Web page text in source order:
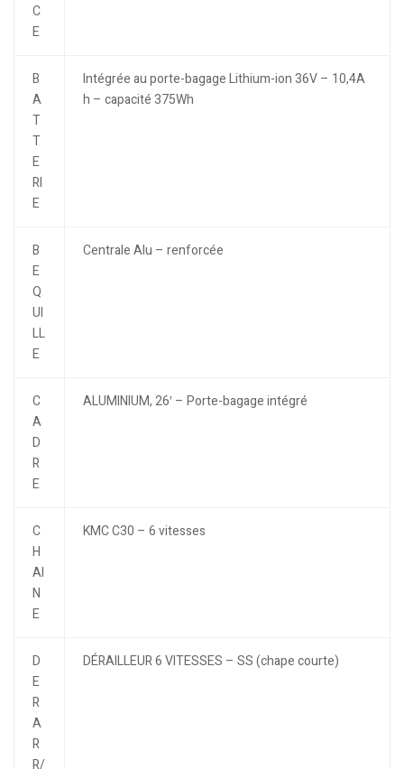
C
E
B
A
T
T
E
RI
E
Intégrée au porte-bagage Lithium-ion 36V – 10,4A
h – capacité 375Wh
B
E
Q
UI
LL
E
Centrale Alu – renforcée
C
A
D
R
E
ALUMINIUM, 26′ – Porte-bagage intégré
C
H
AI
N
E
KMC C30 – 6 vitesses
D
E
R
A
R
R/
DÉRAILLEUR 6 VITESSES – SS (chape courte)